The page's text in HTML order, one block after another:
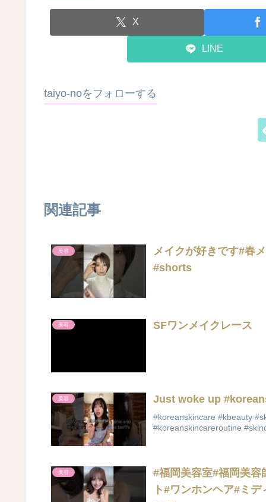
X
LINE
taiyo-noをフォローする
関連記事
美容
メイクが好きです#春
#shorts
美容 SFワンメイクレース
美容 Just woke up
#koreanskincare #kbeauty
#koreanskincareroutine
美容
#福岡美容室#福岡美容
ト#ワンホンヘア#ミ